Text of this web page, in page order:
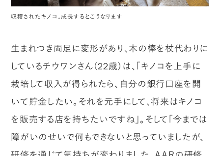
収穫されたキノコ。成長するとこうなります
生まれつき両足に変形があり、木の棒を杖代わりに
しているチウワンさん（22歳）は、「キノコを上手に
栽培して収入が得られたら、自分の銀行口座を開
いて貯金したい。それを元手にして、将来はキノコ
を販売する店を持ちたいですね」。そして「今までは
障がいのせいで何もできないと思っていましたが、